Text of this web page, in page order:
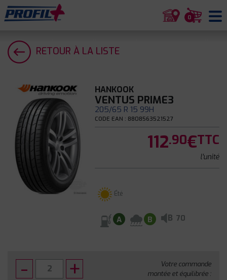
0
RETOUR À LA LISTE
HANKOOK
VENTUS PRIME3
205/65 R 15 99H
CODE EAN : 8808563521527
112.90€TTC
l'unité
Été
A B B 70
Votre commande
montée et équilibrée :